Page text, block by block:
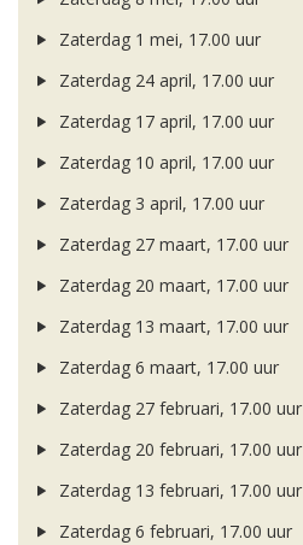
Zaterdag 1 mei, 17.00 uur
Zaterdag 24 april, 17.00 uur
Zaterdag 17 april, 17.00 uur
Zaterdag 10 april, 17.00 uur
Zaterdag 3 april, 17.00 uur
Zaterdag 27 maart, 17.00 uur
Zaterdag 20 maart, 17.00 uur
Zaterdag 13 maart, 17.00 uur
Zaterdag 6 maart, 17.00 uur
Zaterdag 27 februari, 17.00 uur
Zaterdag 20 februari, 17.00 uur
Zaterdag 13 februari, 17.00 uur
Zaterdag 6 februari, 17.00 uur